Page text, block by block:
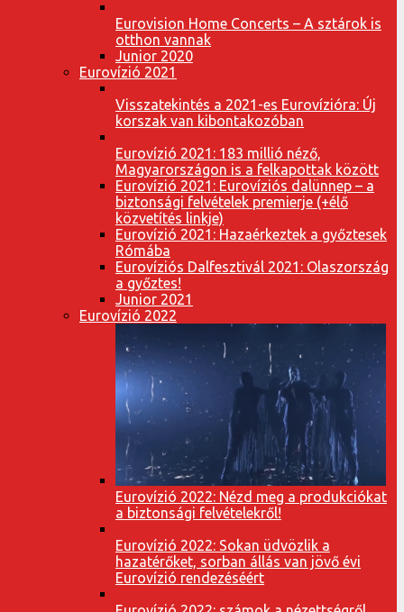
Eurovision Home Concerts – A sztárok is
otthon vannak
Junior 2020
Eurovízió 2021
Visszatekintés a 2021-es Eurovízióra: Új
korszak van kibontakozóban
Eurovízió 2021: 183 millió néző,
Magyarországon is a felkapottak között
Eurovízió 2021: Eurovíziós dalünnep – a
biztonsági felvételek premierje (+élő
közvetítés linkje)
Eurovízió 2021: Hazaérkeztek a győztesek
Rómába
Eurovíziós Dalfesztivál 2021: Olaszország
a győztes!
Junior 2021
Eurovízió 2022
Eurovízió 2022: Nézd meg a produkciókat
a biztonsági felvételekről!
Eurovízió 2022: Sokan üdvözlik a
hazatérőket, sorban állás van jövő évi
Eurovízió rendezéséért